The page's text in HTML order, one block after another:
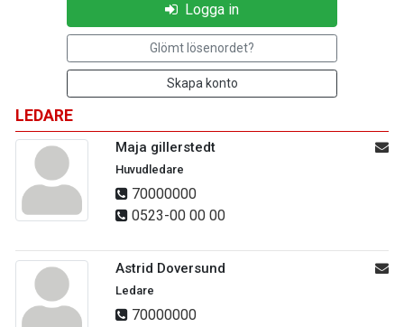
LEDARE
Maja gillerstedt
Huvudledare
70000000
0523-00 00 00
Astrid Doversund
Ledare
70000000
Logga in
Glömt lösenordet?
Skapa konto